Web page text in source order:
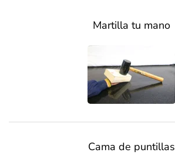
Martilla tu mano
Cama de puntillas